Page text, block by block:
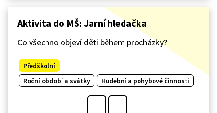
Aktivita do MŠ: Jarní hledačka
Co všechno objeví děti během procházky?
Předškolní
Roční období a svátky
Hudební a pohybové činnosti